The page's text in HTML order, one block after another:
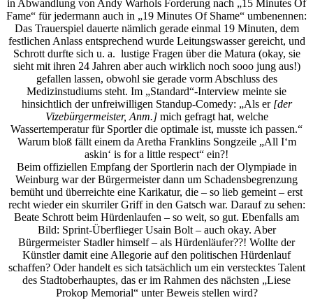
in Abwandlung von Andy Warhols Forderung nach „15 Minutes Of
Fame“ für jedermann auch in „19 Minutes Of Shame“ umbenennen:
Das Trauerspiel dauerte nämlich gerade einmal 19 Minuten, dem
festlichen Anlass entsprechend wurde Leitungswasser gereicht, und
Schrott durfte sich u. a. lustige Fragen über die Matura (okay, sie
sieht mit ihren 24 Jahren aber auch wirklich noch sooo jung aus!)
gefallen lassen, obwohl sie gerade vorm Abschluss des
Medizinstudiums steht. Im „Standard“-Interview meinte sie
hinsichtlich der unfreiwilligen Standup-Comedy: „Als er [der
Vizebürgermeister, Anm.]mich gefragt hat, welche
Wassertemperatur für Sportler die optimale ist, musste ich passen.“
Warum bloß fällt einem da Aretha Franklins Songzeile „All I‘m
askin‘ is for a little respect“ ein?!
Beim offiziellen Empfang der Sportlerin nach der Olympiade in
Weinburg war der Bürgermeister dann um Schadensbegrenzung
bemüht und überreichte eine Karikatur, die – so lieb gemeint – erst
recht wieder ein skurriler Griff in den Gatsch war. Darauf zu sehen:
Beate Schrott beim Hürdenlaufen – so weit, so gut. Ebenfalls am
Bild: Sprint-Überflieger Usain Bolt – auch okay. Aber
Bürgermeister Stadler himself – als Hürdenläufer??! Wollte der
Künstler damit eine Allegorie auf den politischen Hürdenlauf
schaffen? Oder handelt es sich tatsächlich um ein verstecktes Talent
des Stadtoberhauptes, das er im Rahmen des nächsten „Liese
Prokop Memorial“ unter Beweis stellen wird?